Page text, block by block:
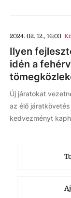
2024. 02. 12., 16:03
Ilyen
idén a
Új járatokat
az élő
kedvezményt